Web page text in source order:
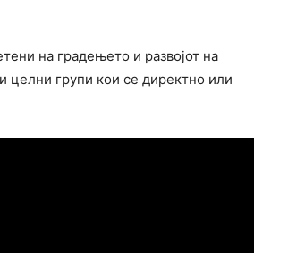
на градењето и развојот на
целни групи кои се директно или